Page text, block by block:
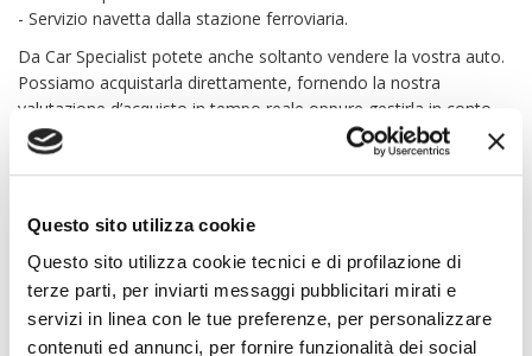
Questo sito utilizza cookie
Questo sito utilizza cookie tecnici e di profilazione di
terze parti, per inviarti messaggi pubblicitari mirati e
servizi in linea con le tue preferenze, per personalizzare
contenuti ed annunci, per fornire funzionalità dei social
- Servizio navetta dalla stazione ferroviaria.
Da Car Specialist potete anche soltanto vendere la vostra auto.
Possiamo acquistarla direttamente, fornendo la nostra
valutazione d’acquisto in tempo reale oppure gestirla in conto
vendita, inserendola sui nostri portali.
Car Specialist S.r.l. declina ogni responsabilità per eventuali
un impegno contrattuale.
EQUIPAGGIAMENTO